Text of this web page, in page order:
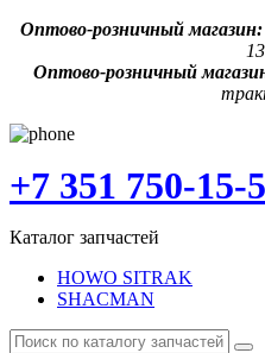
Оптово-розничный магазин:
Оптово-розничный
+7 351 750-15-
Каталог запчастей
HOWO SITRAK
SHACMAN